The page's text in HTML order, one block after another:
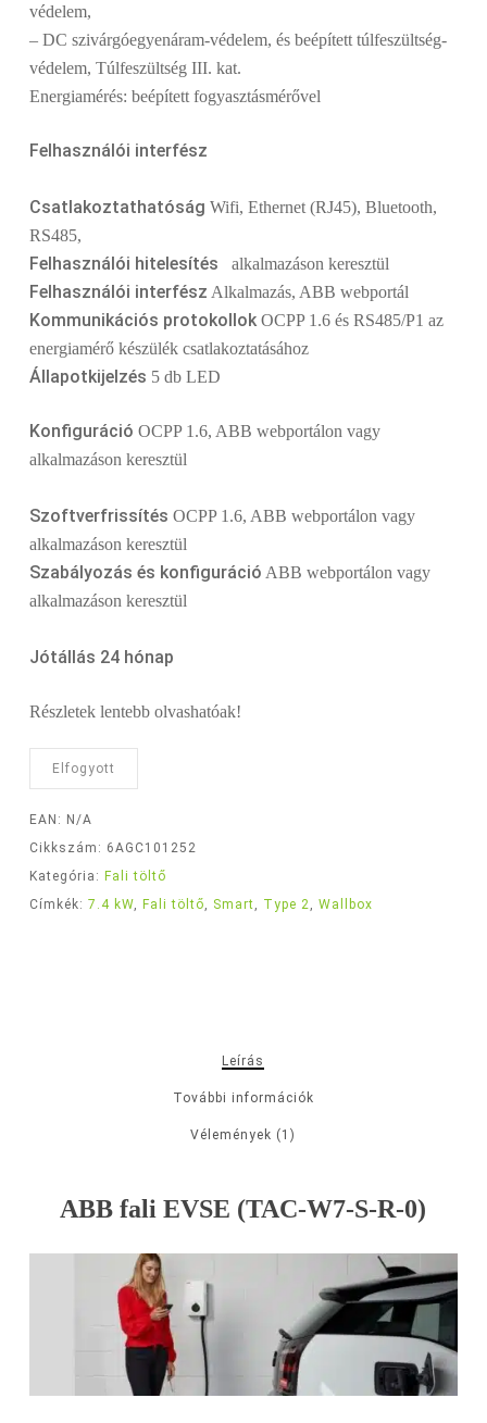
védelem,
– DC szivárgóegyenáram-védelem, és beépített túlfeszültség-
védelem, Túlfeszültség III. kat.
Energiamérés: beépített fogyasztásmérővel
Felhasználói interfész
Csatlakoztathatóság Wifi, Ethernet (RJ45), Bluetooth,
RS485,
Felhasználói hitelesítés alkalmazáson keresztül
Felhasználói interfész Alkalmazás, ABB webportál
Kommunikációs protokollokOCPP 1.6 és RS485/P1 az
energiamérő készülék csatlakoztatásához
Állapotkijelzés 5 db LED
Konfiguráció OCPP 1.6, ABB webportálon vagy
alkalmazáson keresztül
Szoftverfrissítés OCPP 1.6, ABB webportálon vagy
alkalmazáson keresztül
Szabályozás és konfiguráció ABB webportálon vagy
alkalmazáson keresztül
Jótállás 24 hónap
Részletek lentebb olvashatóak!
Elfogyott
EAN: N/A
Cikkszám: 6AGC101252
Kategória: Fali töltő
Címkék: 7.4 kW, Fali töltő Smart Type 2 Wallbox
Leírás
További információk
Vélemények (1)
ABB fali EVSE (TAC-W7-S-R-0)